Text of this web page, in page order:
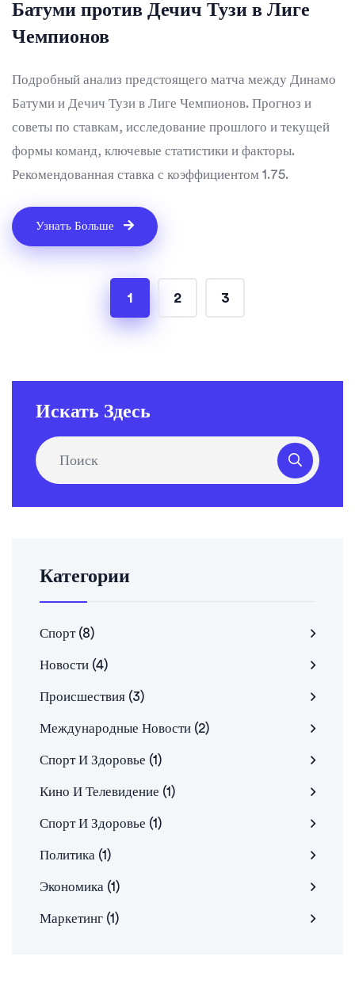
Батуми против Дечич Тузи в Лиге
Чемпионов
Подробный анализ предстоящего матча между Динамо
Батуми и Дечич Тузи в Лиге Чемпионов. Прогноз и
советы по ставкам, исследование прошлого и текущей
формы команд, ключевые статистики и факторы.
Рекомендованная ставка с коэффициентом 1.75.
Узнать Больше
1 2 3
Искать Здесь
Категории
Спорт (8)
Новости (4)
Происшествия (3)
Международные Новости (2)
Спорт И Здоровье (1)
Кино И Телевидение (1)
Спорт И Здоровье (1)
Политика (1)
Экономика (1)
Маркетинг (1)